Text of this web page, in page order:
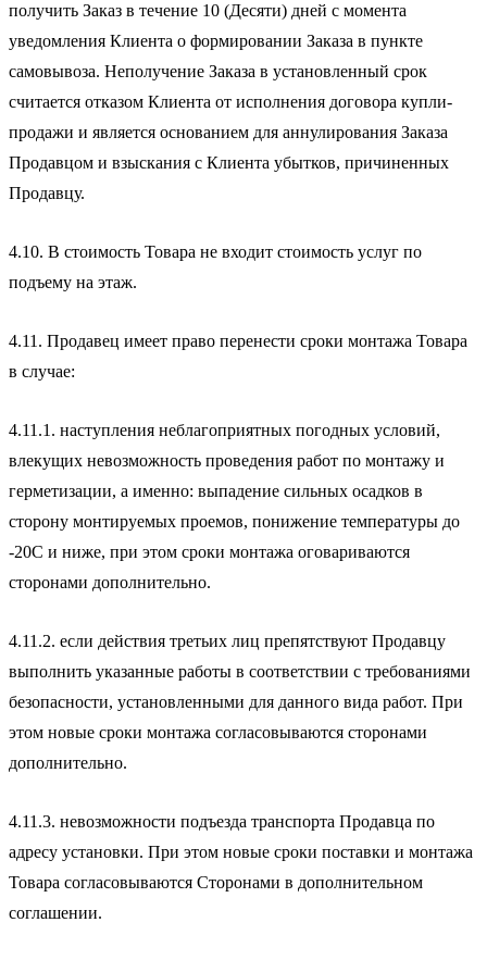
получить Заказ в течение 10 (Десяти) дней с момента
уведомления Клиента о формировании Заказа в пункте
самовывоза. Неполучение Заказа в установленный срок
считается отказом Клиента от исполнения договора купли-
продажи и является основанием для аннулирования Заказа
Продавцом и взыскания с Клиента убытков, причиненных
Продавцу.
4.10. В стоимость Товара не входит стоимость услуг по
подъему на этаж.
4.11. Продавец имеет право перенести сроки монтажа Товара
в случае:
4.11.1. наступления неблагоприятных погодных условий,
влекущих невозможность проведения работ по монтажу и
герметизации, а именно: выпадение сильных осадков в
сторону монтируемых проемов, понижение температуры до
-20С и ниже, при этом сроки монтажа оговариваются
сторонами дополнительно.
4.11.2. если действия третьих лиц препятствуют Продавцу
выполнить указанные работы в соответствии с требованиями
безопасности, установленными для данного вида работ. При
этом новые сроки монтажа согласовываются сторонами
дополнительно.
4.11.3. невозможности подъезда транспорта Продавца по
адресу установки. При этом новые сроки поставки и монтажа
Товара согласовываются Сторонами в дополнительном
соглашении.